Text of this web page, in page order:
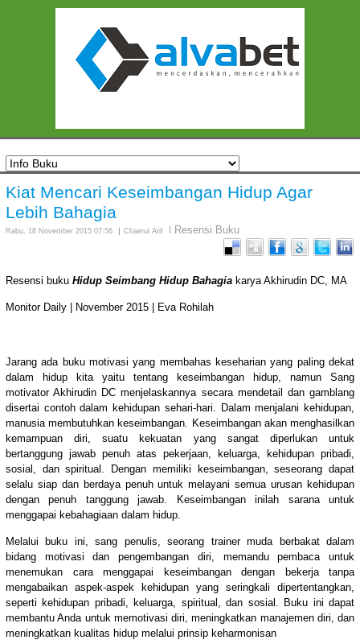
Kiat Mencari Keseimbangan Hidup Agar
Lebih Bahagia
Rabu, 18 November 2015 07:56 Chaerul Arif Resensi Buku
Resensi buku Hidup Seimbang Hidup Bahagia karya Akhirudin DC, MA
Monitor Daily | November 2015 | Eva Rohilah
Jarang ada buku motivasi yang membahas keseharian yang paling dekat
dalam hidup kita yaitu tentang keseimbangan hidup, namun Sang
motivator Akhirudin DC menjelaskannya secara mendetail dan gamblang
disertai contoh dalam kehidupan sehari-hari. Dalam menjalani kehidupan,
manusia membutuhkan keseimbangan. Keseimbangan akan menghasilkan
kemampuan diri, suatu kekuatan yang sangat diperlukan untuk
bertanggung jawab penuh atas pekerjaan, keluarga, kehidupan pribadi,
sosial, dan spiritual. Dengan memiliki keseimbangan, seseorang dapat
selalu siap dan berdaya penuh untuk melayani semua urusan kehidupan
dengan penuh tanggung jawab. Keseimbangan inilah sarana untuk
menggapai kebahagiaan dalam hidup.
Melalui buku ini, sang penulis, seorang trainer muda berbakat dalam
bidang motivasi dan pengembangan diri, memandu pembaca untuk
menemukan cara menggapai keseimbangan dengan bekerja tanpa
mengabaikan aspek-aspek kehidupan yang seringkali dipertentangkan,
seperti kehidupan pribadi, keluarga, spiritual, dan sosial. Buku ini dapat
membantu Anda untuk memotivasi diri, meningkatkan manajemen diri, dan
meningkatkan kualitas hidup melalui prinsip keharmonisan